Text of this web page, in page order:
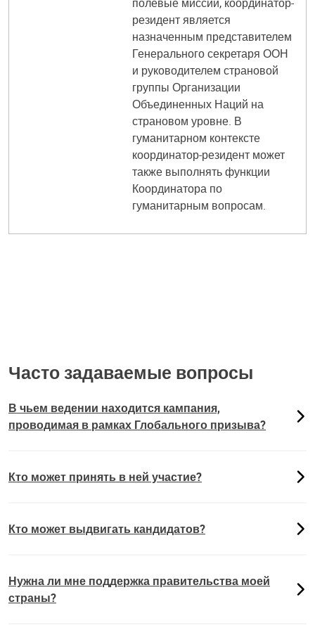
резидент является
назначенным представителем
Генерального секретаря ООН
и руководителем страновой
группы Организации
Объединенных Наций на
страновом уровне. В
гуманитарном контексте
координатор-резидент может
также выполнять функции
Координатора по
гуманитарным вопросам.
Часто задаваемые вопросы
В чьем ведении находится кампания,
проводимая в рамках Глобального призыва?
Кто может принять в ней участие?
Кто может выдвигать кандидатов?
Нужна ли мне поддержка правительства моей
страны?